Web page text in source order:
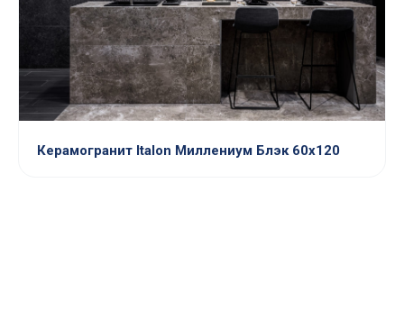
Керамогранит Italon Миллениум Блэк 60х120